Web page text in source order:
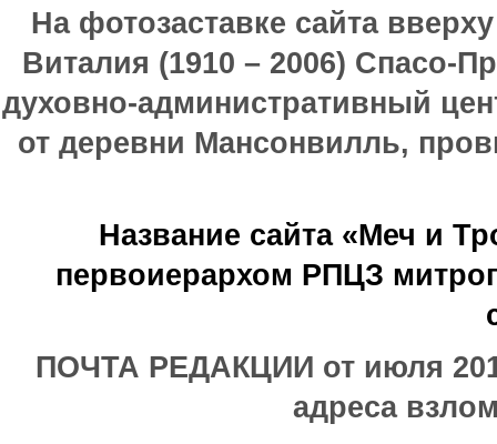
На фотозаставке сайта
Виталия (1910 – 2006) Спасо-
духовно-административный
от деревни Мансонвилль,
Название сайта «Меч и
первоиерархом РПЦЗ
ПОЧТА РЕДАКЦИИ от июля
адреса